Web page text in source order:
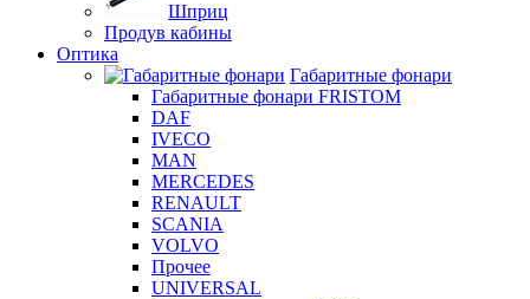
Шприц
Продув кабины
Оптика
Габаритные фонари
Габаритные фонари FRISTOM
DAF
IVECO
MAN
MERCEDES
RENAULT
SCANIA
VOLVO
Прочее
UNIVERSAL